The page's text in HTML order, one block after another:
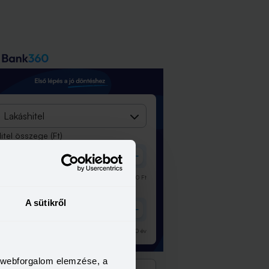
A sütikről
elemzése, a
Lakáshitel
összege (Ft)
100 000 000 Ft
30 év